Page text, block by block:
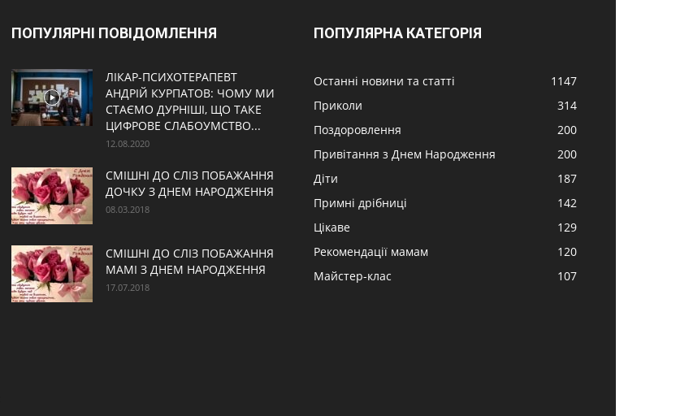
ПОПУЛЯРНІ ПОВІДОМЛЕННЯ
ЛІКАР-ПСИХОТЕРАПЕВТ
АНДРІЙ КУРПАТОВ: ЧОМУ МИ
СТАЄМО ДУРНІШІ, ЩО ТАКЕ
ЦИФРОВЕ СЛАБОУМСТВО...
12.08.2020
СМІШНІ ДО СЛІЗ ПОБАЖАННЯ
ДОЧКУ З ДНЕМ НАРОДЖЕННЯ
08.03.2018
СМІШНІ ДО СЛІЗ ПОБАЖАННЯ
МАМІ З ДНЕМ НАРОДЖЕННЯ
17.07.2018
ПОПУЛЯРНА КАТЕГОРІЯ
Останні новини та статті
1147
Приколи
314
Поздоровлення
200
Привітання з Днем Народження
200
Діти
187
Примні дрібниці
142
Цікаве
129
Рекомендації мамам
120
Майстер-клас
107